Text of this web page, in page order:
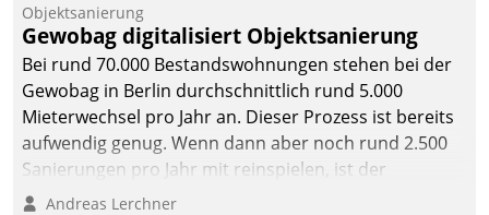
Objektsanierung
Gewobag digitalisiert Objektsanierung
Bei rund 70.000 Bestandswohnungen stehen bei der
Gewobag in Berlin durchschnittlich rund 5.000
Mieterwechsel pro Jahr an. Dieser Prozess ist bereits
aufwendig genug. Wenn dann aber noch rund 2.500
Sanierungen pro Jahr mit reinspielen, ist der
Betreuungs- und Organisationsaufwand immens. Im
Andreas Lerchner